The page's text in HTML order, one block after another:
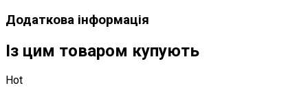
Додаткова інформація
Із цим товаром купують
Hot